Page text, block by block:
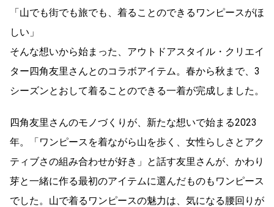
「山でも街でも旅でも、着ることのできるワンピースがほ
しい」
そんな想いから始まった、アウトドアスタイル・クリエイ
ター四角友里さんとのコラボアイテム。春から秋まで、3
シーズンとおして着ることのできる一着が完成しました。
四角友里さんのモノづくりが、新たな想いで始まる2023
年。「ワンピースを着ながら山を歩く、女性らしさとアク
ティブさの組み合わせが好き」と話す友里さんが、かわり
芽と一緒に作る最初のアイテムに選んだものもワンピース
でした。山で着るワンピースの魅力は、気になる腰回りが